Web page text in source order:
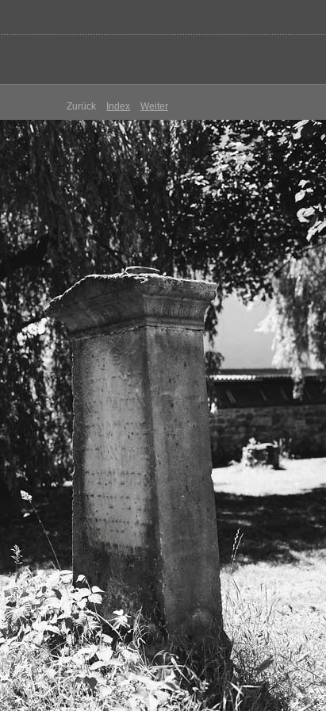
Zurück Index Weiter